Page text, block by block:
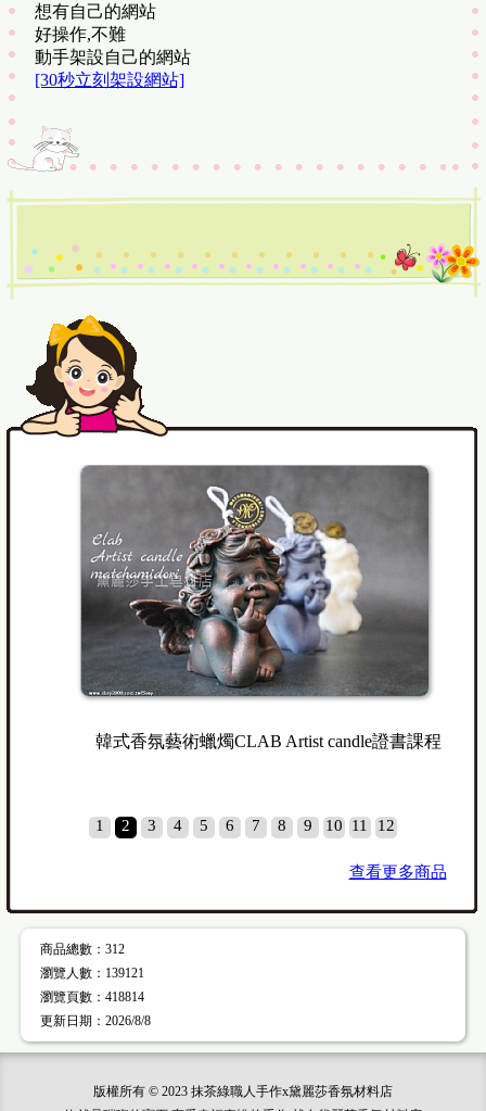
想有自己的網站
好操作,不難
動手架設自己的網站
[30秒立刻架設網站]
韓式香氛藝術蠟燭CLAB Artist candle證書課程
1 2 3 4 5 6 7 8 9 10 11 12
查看更多商品
商品總數 ：312
瀏覽人數 ： 139121
瀏覽頁數 ：418814
更新日期 ：2026/8/8
版權所有 © 2023 抹茶綠職人手作x黛麗莎香氛材料店